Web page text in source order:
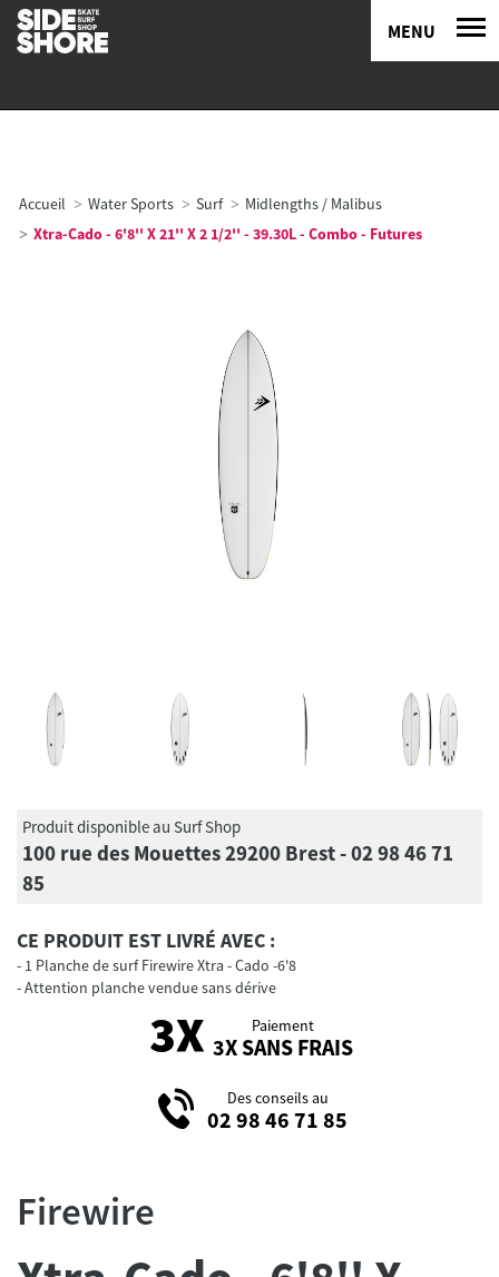
MENU
Accueil Water Sports Surf
Midlengths / Malibus
Xtra-Cado - 6'8'' X 21'' X 2 1/2'' - 39.30L - Combo - Futures
Produit disponible au Surf Shop
100 rue des Mouettes 29200 Brest - 02 98 46 71
85
CE PRODUIT EST LIVRÉ AVEC :
1 Planche de surf Firewire Xtra - Cado -6'8
Attention planche vendue sans dérive
Paiement
3X SANS FRAIS
Des conseils au
02 98 46 71 85
Firewire